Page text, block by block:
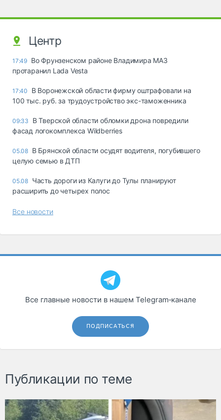
Центр
17:49 Во Фрунзенском районе Владимира МАЗ
протаранил Lada Vesta
17:40
В Воронежской области фирму оштрафовали на
100 тыс. руб. за трудоустройство экс-таможенника
09:33
В Тверской области обломки дрона повредили
фасад логокомплекса Wildberries
05.08 В Брянской области осудят водителя, погубившего
целую семью в ДТП
05.08 Часть дороги из Калуги до Тулы планируют
расширить до четырех полос
Все новости
Все главные новости в нашем Telegram‑канале
ПОДПИСАТЬСЯ
Публикации по теме